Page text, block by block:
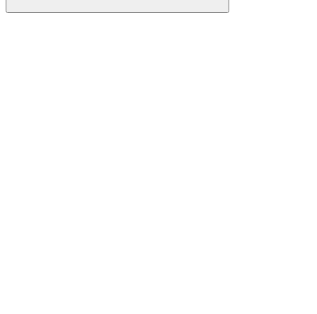
Buscar